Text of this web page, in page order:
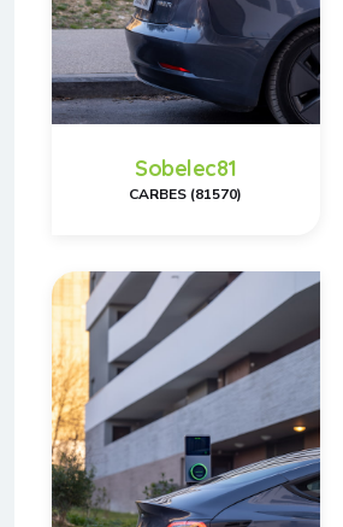
Sobelec81
CARBES (81570)